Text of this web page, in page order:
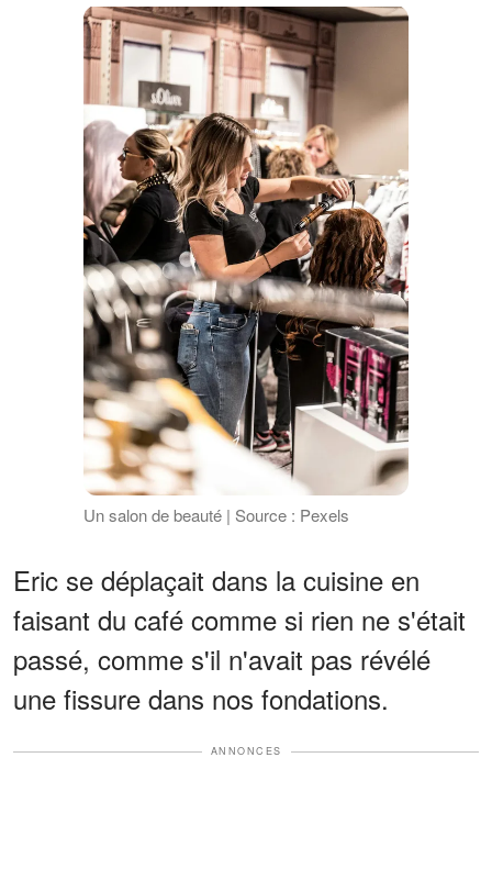
Un salon de beauté | Source : Pexels
Eric se déplaçait dans la cuisine en
faisant du café comme si rien ne s'était
passé, comme s'il n'avait pas révélé
une fissure dans nos fondations.
ANNONCES